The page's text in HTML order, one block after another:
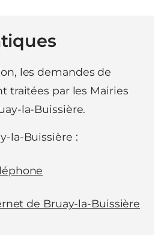
les demandes de
traitées par les Mairies
la-Buissière.
la-Buissière :
de Bruay-la-Buissière